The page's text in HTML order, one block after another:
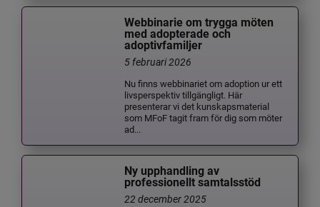
Webbinarie om trygga möten
med adopterade och
adoptivfamiljer
5 februari 2026
Nu finns webbinariet om adoption ur ett
livsperspektiv tillgängligt. Här
presenterar vi det kunskapsmaterial
som MFoF tagit fram för dig som möter
ad...
Ny upphandling av
professionellt samtalsstöd
22 december 2025